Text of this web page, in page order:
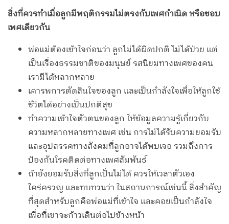
สิ่งที่ควรทำเมื่อลูกมีพฤติกรรมไม่ตรงกับเพศกำเนิด หรือชอบ
เพศเดียวกัน
พ่อแม่ต้องเข้าใจก่อนว่า ลูกไม่ได้ผิดปกติ ไม่ได้ป่วย แต่
เป็นเรื่องธรรมชาติของมนุษย์ รสนิยมทางเพศของคน
เรามีได้หลากหลาย
เคารพการตัดสินใจของลูก และเป็นกำลังใจเพื่อให้ลูกใช้
ชีวิตได้อย่างเป็นปกติสุข
ทำความเข้าใจตัวตนของลูก ให้ข้อมูลความรู้เกี่ยวกับ
ความหลากหลายทางเพศ เช่น การไม่ได้รับความยอมรับ
และอุปสรรคทางสังคมที่ลูกอาจได้พบเจอ รวมถึงการ
ป้องกันโรคติดต่อทางเพศสัมพันธ์
ถ้ายังยอมรับสิ่งที่ลูกเป็นไม่ได้ ควรให้เวลาตัวเอง
ใคร่ครวญ และทบทวนว่า ในสถานการณ์เช่นนี้ สิ่งสำคัญ
ที่สุดสำหรับลูกคือพ่อแม่ที่เข้าใจ และคอยเป็นกำลังใจ
เพื่อที่เขาจะก้าวเดินต่อไปข้างหน้า